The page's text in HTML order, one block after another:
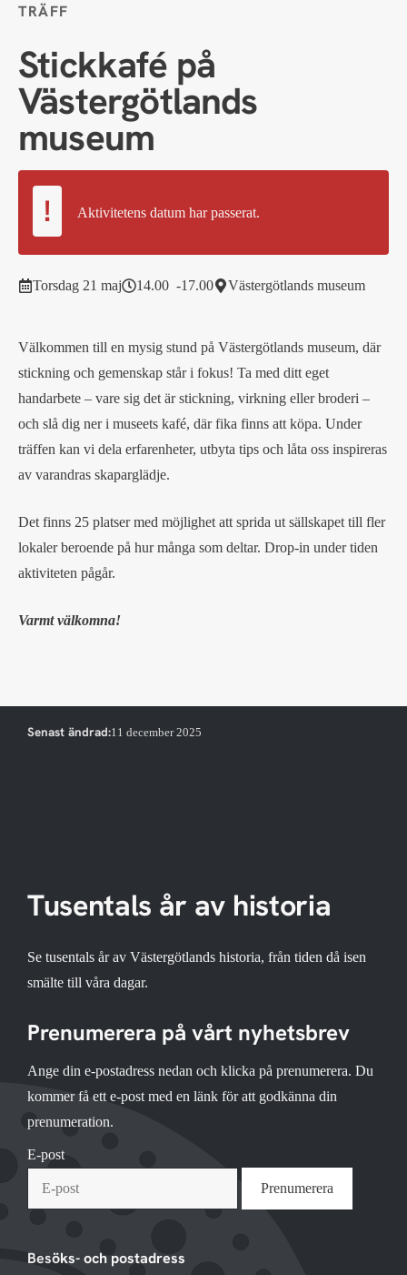
TRÄFF
Stickkafé på
Västergötlands
museum
Aktivitetens datum har passerat.
torsdag 21 maj 14.00 17.00 Västergötlands museum
Välkommen till en mysig stund på Västergötlands museum, där
stickning och gemenskap står i fokus! Ta med ditt eget
handarbete – vare sig det är stickning, virkning eller broderi –
och slå dig ner i museets kafé, där fika finns att köpa. Under
träffen kan vi dela erfarenheter, utbyta tips och låta oss inspireras
av varandras skaparglädje.
Det finns 25 platser med möjlighet att sprida ut sällskapet till fler
lokaler beroende på hur många som deltar. Drop-in under tiden
aktiviteten pågår.
Varmt välkomna!
Senast ändrad:11 december 2025
Tusentals år av historia
Se tusentals år av Västergötlands historia, från tiden då isen
smälte till våra dagar.
Prenumerera på vårt nyhetsbrev
Ange din e-postadress nedan och klicka på prenumerera. Du
kommer få ett e-post med en länk för att godkänna din
prenumeration.
E-post
Besöks- och postadress